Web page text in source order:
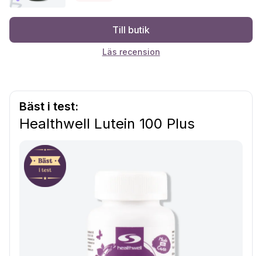
Till butik
Läs recension
Bäst i test:
Healthwell Lutein 100 Plus